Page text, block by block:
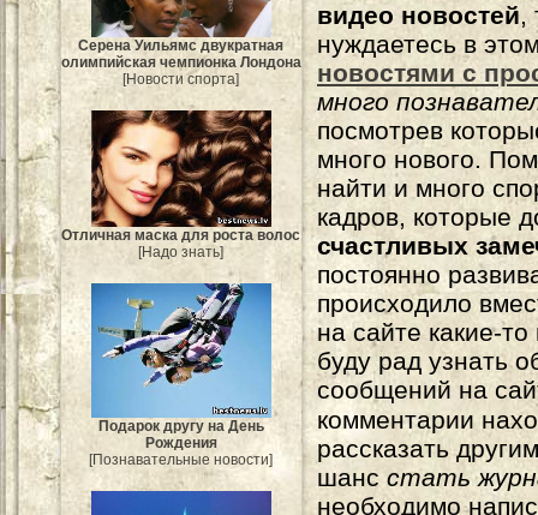
Серена Уильямс двукратная
олимпийская чемпионка Лондона
[Новости спорта]
Отличная маска для роста волос
[Надо знать]
Подарок другу на День
Рождения
[Познавательные новости]
видео новостей,
нуждаетесь в
новостями с
много
посмотрев
много нового.
найти и много
кадров, которые
счастливых
постоянно
происходило
на сайте какие-
буду рад узнать
сообщений на
комментарии
рассказать
шанс стать
необходимо